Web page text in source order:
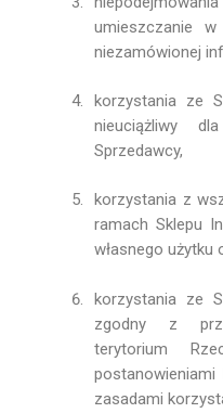
umieszczanie
niezamówionej
korzystania ze
nieuciążliwy
Sprzedawcy,
korzystania z
ramach Sklepu
własnego użytku
korzystania ze
zgodny z
terytorium
zasadami